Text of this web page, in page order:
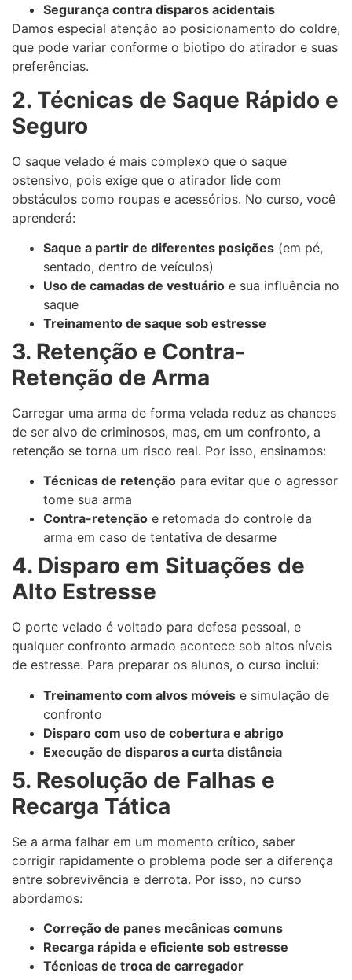
Segurança contra disparos acidentais
Damos especial atenção ao posicionamento do coldre,
que pode variar conforme o biotipo do atirador e suas
preferências.
2. Técnicas de Saque Rápido e
Seguro
O saque velado é mais complexo que o saque
ostensivo, pois exige que o atirador lide com
obstáculos como roupas e acessórios. No curso, você
aprenderá:
Saque a partir de diferentes posições (em pé,
sentado, dentro de veículos)
Uso de camadas de vestuário e sua influência no
saque
Treinamento de saque sob estresse
3. Retenção e Contra-
Retenção de Arma
Carregar uma arma de forma velada reduz as chances
de ser alvo de criminosos, mas, em um confronto, a
retenção se torna um risco real. Por isso, ensinamos:
Técnicas de retenção para evitar que o agressor
tome sua arma
Contra-retenção e retomada do controle da
arma em caso de tentativa de desarme
4. Disparo em Situações de
Alto Estresse
O porte velado é voltado para defesa pessoal, e
qualquer confronto armado acontece sob altos níveis
de estresse. Para preparar os alunos, o curso inclui:
Treinamento com alvos móveis e simulação de
confronto
Disparo com uso de cobertura e abrigo
Execução de disparos a curta distância
5. Resolução de Falhas e
Recarga Tática
Se a arma falhar em um momento crítico, saber
corrigir rapidamente o problema pode ser a diferença
entre sobrevivência e derrota. Por isso, no curso
abordamos:
Correção de panes mecânicas comuns
Recarga rápida e eficiente sob estresse
Técnicas de troca de carregador